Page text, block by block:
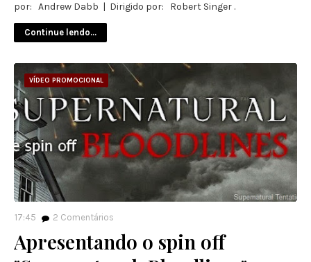
por: Andrew Dabb | Dirigido por: Robert Singer .
Continue lendo...
VÍDEO PROMOCIONAL
17:45 2 Comentários
Apresentando o spin off